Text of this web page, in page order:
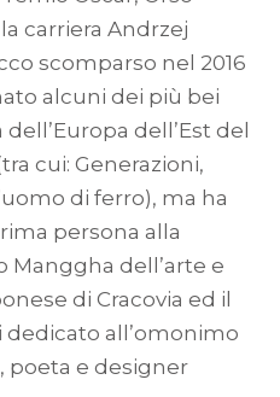
carriera Andrzej
scomparso nel 2016
alcuni dei più bei
dell’Est del
cui: Generazioni,
di ferro), ma ha
persona alla
Manggha dell’arte e
di Cracovia ed il
dedicato all’omonimo
e designer